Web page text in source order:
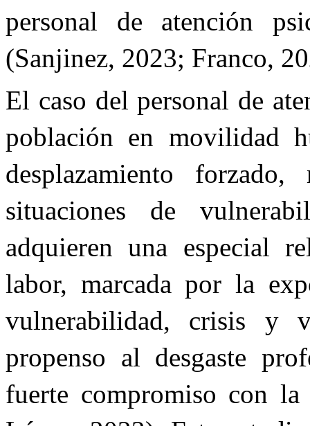
personal de atención
(Sanjinez, 2023; Franco,
El caso del personal de
población en movilidad
desplazamiento
situaciones de
adquieren una especial
labor, marcada por la
vulnerabilidad, crisis y
propenso al desgaste
fuerte compromiso con